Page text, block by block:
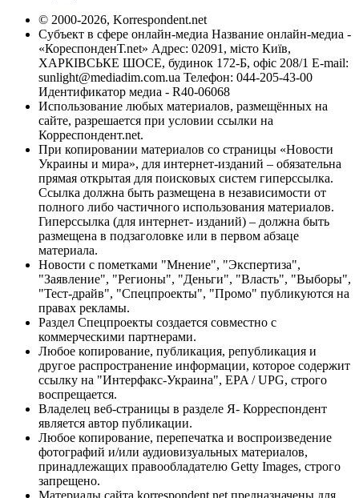
© 2000-2026, Korrespondent.net
Субъект в сфере онлайн-медиа Название онлайн-медиа -
«КореспонденТ.net» Адрес: 02091, місто Київ,
ХАРКІВСЬКЕ ШОСЕ, будинок 172-Б, офіс 208/1 E-mail:
sunlight@mediadim.com.ua Телефон: 044-205-43-00
Идентификатор медиа - R40-06068
Использование любых материалов, размещённых на
сайте, разрешается при условии ссылки на
Корреспондент.net.
При копировании материалов со страницы «Новости
Украины и мира», для интернет-изданий – обязательна
прямая открытая для поисковых систем гиперссылка.
Ссылка должна быть размещена в независимости от
полного либо частичного использования материалов.
Гиперссылка (для интернет- изданий) – должна быть
размещена в подзаголовке или в первом абзаце
материала.
Новости с пометками "Мнение", "Экспертиза",
"Заявление", "Регионы", "Деньги", "Власть", "Выборы",
"Тест-драйв", "Спецпроекты", "Промо" публикуются на
правах рекламы.
Раздел Спецпроекты создается совместно с
коммерческими партнерами.
Любое копирование, публикация, републикация и
другое распространение информации, которое содержит
ссылку на "Интерфакс-Украина", EPA / UPG, строго
воспрещается.
Владелец веб-страницы в разделе Я- Корреспондент
является автор публикации.
Любое копирование, перепечатка и воспроизведение
фотографий и/или аудиовизуальных материалов,
принадлежащих правообладателю Getty Images, строго
запрещено.
Материалы сайта korrespondent.net предназначены для